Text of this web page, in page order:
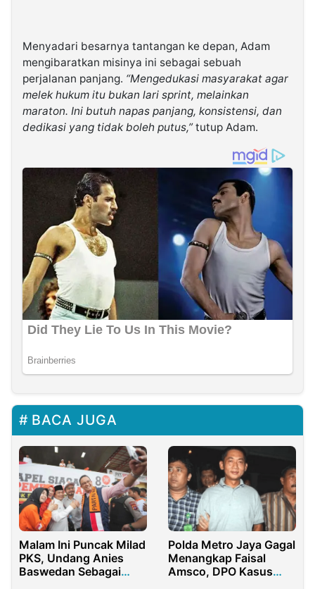
Menyadari besarnya tantangan ke depan, Adam
mengibaratkan misinya ini sebagai sebuah
perjalanan panjang. “Mengedukasi masyarakat agar
melek hukum itu bukan lari sprint, melainkan
maraton. Ini butuh napas panjang, konsistensi, dan
dedikasi yang tidak boleh putus,”tutup Adam.
BACA JUGA
Malam Ini Puncak Milad
PKS, Undang Anies
Baswedan Sebagai
Polda Metro Jaya Gagal
Menangkap Faisal
Amsco, DPO Kasus